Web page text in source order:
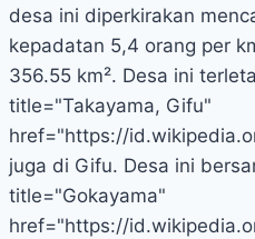
desa ini diperkirakan
kepadatan 5,4 orang per
356.55 km². Desa ini
title="Takayama, Gifu"
href="https://
juga di Gifu. Desa ini
title="Gokayama"
href="https://